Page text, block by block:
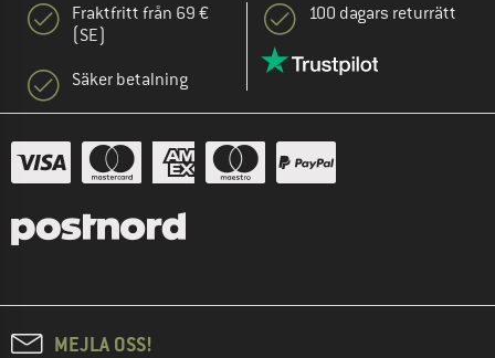
Fraktfritt från 69 €
(SE)
Säker betalning
100 dagars returrätt
MEJLA OSS!